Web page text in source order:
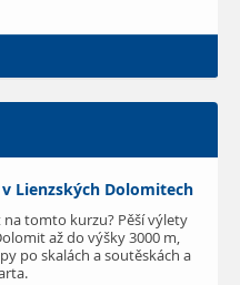
Lienzských Dolomitech
na tomto kurzu? Pěší výlety
až do výšky 3000 m,
po skalách a soutěskách a